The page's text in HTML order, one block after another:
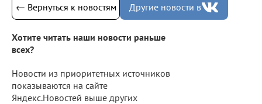
← Вернуться к новостям Другие новости в
Хотите читать наши новости раньше
всех?
Новости из приоритетных источников
показываются на сайте
Яндекс.Новостей выше других